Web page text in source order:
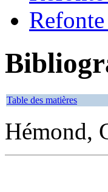
Table des matières
Hémond,